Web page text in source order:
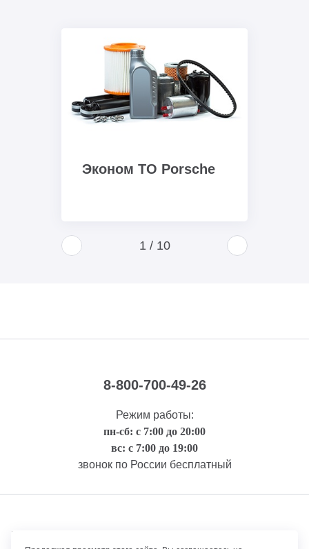
Эконом ТО Porsche
1 / 10
8-800-700-49-26
Режим работы:
пн-сб: с 7:00 до 20:00
вс: с 7:00 до 19:00
звонок по России бесплатный
Правовая информация